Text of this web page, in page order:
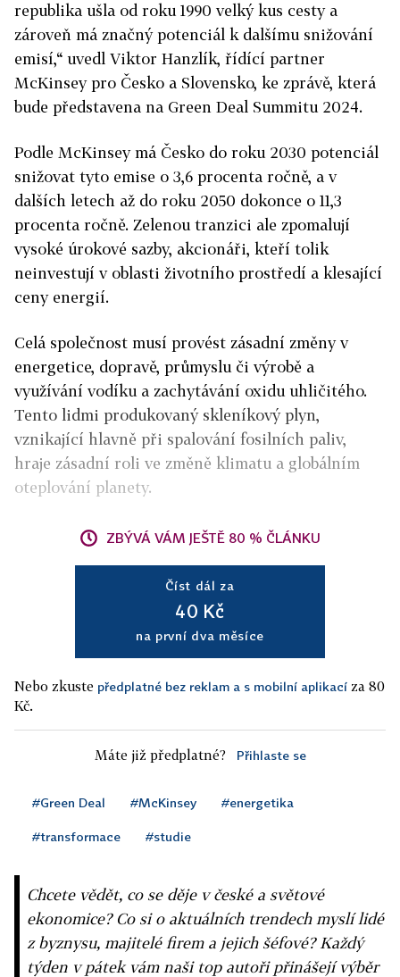
republika ušla od roku 1990 velký kus cesty a
zároveň má značný potenciál k dalšímu snižování
emisí,“ uvedl Viktor Hanzlík, řídící partner
McKinsey pro Česko a Slovensko, ke zprávě, která
bude představena na Green Deal Summitu 2024.
Podle McKinsey má Česko do roku 2030 potenciál
snižovat tyto emise o 3,6 procenta ročně, a v
dalších letech až do roku 2050 dokonce o 11,3
procenta ročně. Zelenou tranzici ale zpomalují
vysoké úrokové sazby, akcionáři, kteří tolik
neinvestují v oblasti životního prostředí a klesající
ceny energií.
Celá společnost musí provést zásadní změny v
energetice, dopravě, průmyslu či výrobě a
využívání vodíku a zachytávání oxidu uhličitého.
Tento lidmi produkovaný skleníkový plyn,
vznikající hlavně při spalování fosilních paliv,
hraje zásadní roli ve změně klimatu a globálním
oteplování planety.
ZBÝVÁ VÁM JEŠTĚ 80 % ČLÁNKU
Číst dál za
40 Kč
na první dva měsíce
Nebo zkuste předplatné bez reklam a s mobilní aplikací za 80
Kč.
Máte již předplatné? Přihlaste se
#Green Deal #McKinsey #energetika
#transformace #studie
Chcete vědět, co se děje v české a světové
ekonomice? Co si o aktuálních trendech myslí lidé
z byznysu, majitelé firem a jejich šéfové? Každý
týden v pátek vám naši top autoři přinášejí výběr